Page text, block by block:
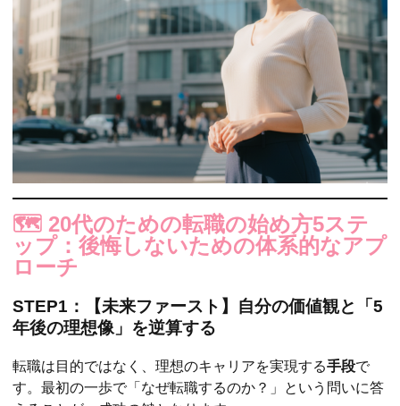
🗺️ 20代のための転職の始め方5ステ
ップ：後悔しないための体系的なアプ
ローチ
STEP1：【未来ファースト】自分の価値観と「5
年後の理想像」を逆算する
転職は目的ではなく、理想のキャリアを実現する手段で
す。最初の一歩で「なぜ転職するのか？」という問いに答